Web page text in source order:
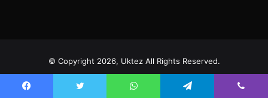
© Copyright 2026, Uktez All Rights Reserved.
FacebookTwitter YouTubeInstagram